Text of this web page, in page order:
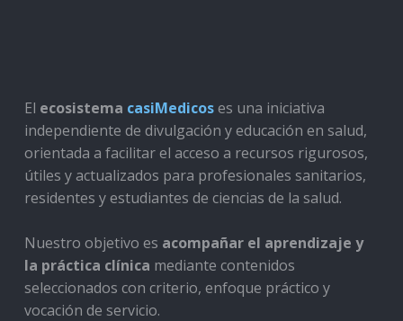
El ecosistema casiMedicoses una iniciativa
independiente de divulgación y educación en salud,
orientada a facilitar el acceso a recursos rigurosos,
útiles y actualizados para profesionales sanitarios,
residentes y estudiantes de ciencias de la salud.
Nuestro objetivo es acompañar el aprendizaje y
la práctica clínica mediante contenidos
seleccionados con criterio, enfoque práctico y
vocación de servicio.